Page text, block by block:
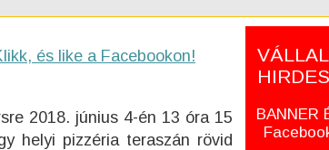
és like a Facebookon!
2018. június 4-én 13 óra 15
helyi pizzéria teraszán rövid
BANNER